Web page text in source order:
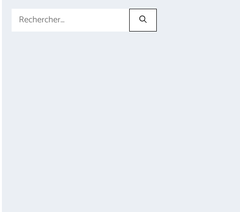
Rechercher :